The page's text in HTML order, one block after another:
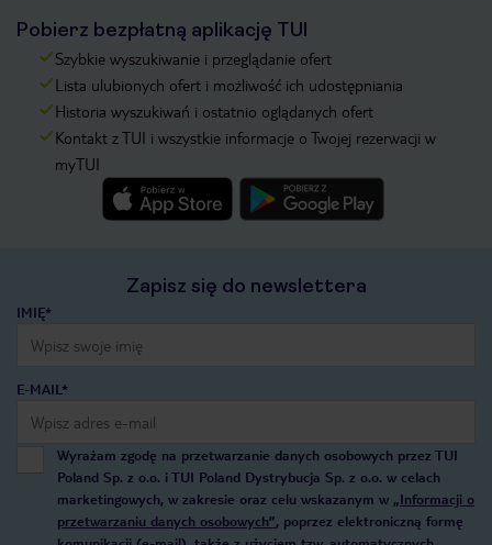
Pobierz bezpłatną aplikację TUI
Szybkie wyszukiwanie i przeglądanie ofert
Lista ulubionych ofert i możliwość ich udostępniania
Historia wyszukiwań i ostatnio oglądanych ofert
Kontakt z TUI i wszystkie informacje o Twojej rezerwacji w
myTUI
Zapisz się do newslettera
IMIĘ*
E-MAIL*
Wyrażam zgodę na przetwarzanie danych osobowych przez TUI
Poland Sp. z o.o. i TUI Poland Dystrybucja Sp. z o.o. w celach
marketingowych, w zakresie oraz celu wskazanym w „Informacji o
przetwarzaniu danych osobowych”, poprzez elektroniczną formę